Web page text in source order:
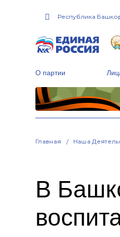
Республика
О партии
Главная Наша
В